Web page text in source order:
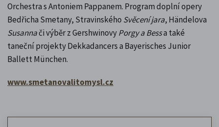
Orchestra s Antoniem Pappanem. Program doplní opery
Bedřicha Smetany, Stravinského Svěcení jara, Händelova
Susannači výběr z GershwinovyPorgy a Bessa také
taneční projekty Dekkadancers a Bayerisches Junior
Ballett München.
www.smetanovalitomysl.cz